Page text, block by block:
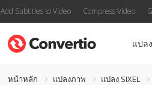
Add Subtitles to Video Compress Video
แปลง
หน้าหลัก แปลงภาพ แปลง SIXEL